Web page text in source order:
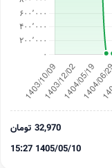
32,970 تومان
1405/05/10 15:27